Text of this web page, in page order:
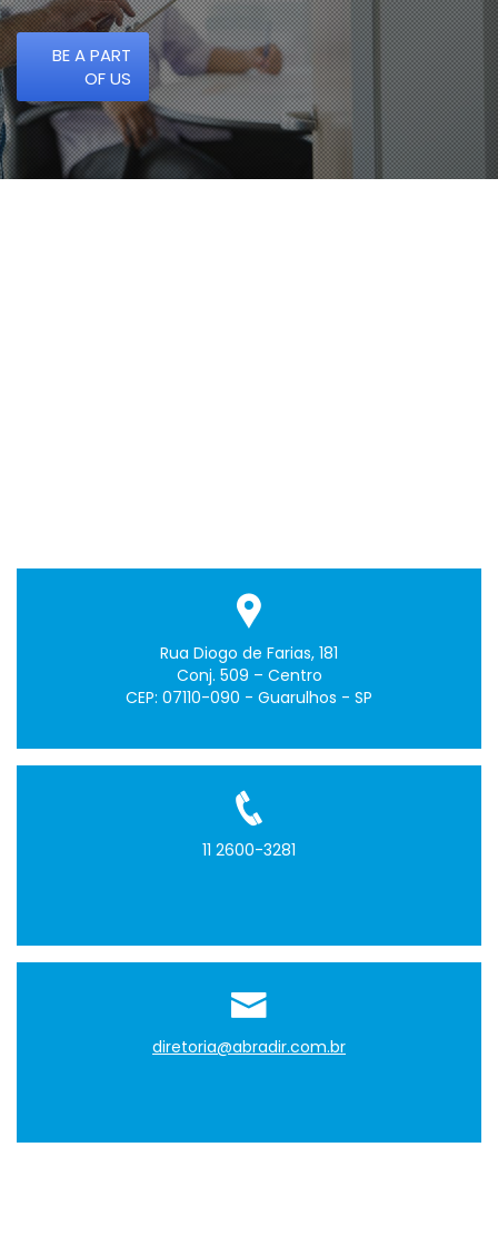
BE A PART
OF US
Rua Diogo de Farias, 181
Conj. 509 – Centro
CEP: 07110-090 - Guarulhos - SP
11 2600-3281
diretoria@abradir.com.br